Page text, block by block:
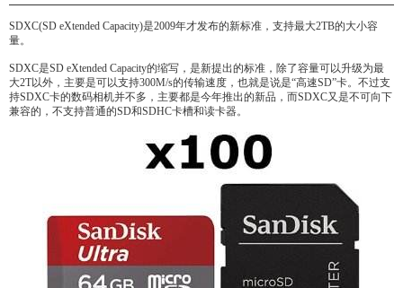
SDXC(SD eXtended Capacity)是2009年才发布的新标准，支持最大2TB的大小容
量。
SDXC是SD eXtended Capacity的缩写，是新提出的标准，除了容量可以升级为最
大2T以外，主要是可以支持300M/s的传输速度，也就是说是“高速SD”卡。不过支
持SDXC卡的数码相机并不多，主要都是今年推出的新品，而SDXC又是不可向下
兼容的，不支持普通的SD和SDHC卡槽和读卡器。